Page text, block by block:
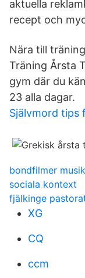
aktuella
recept och
Nära till
Träning Årsta
gym där du
23 alla dagar.
Självmord tips
bondfilmer musik
sociala kontext
fjälkinge
XG
CQ
ccm